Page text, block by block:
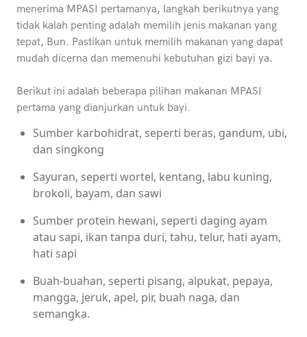
menerima MPASI pertamanya, langkah berikutnya yang
tidak kalah penting adalah memilih jenis makanan yang
tepat, Bun. Pastikan untuk memilih makanan yang dapat
mudah dicerna dan memenuhi kebutuhan gizi bayi ya.
Berikut ini adalah beberapa pilihan makanan MPASI
pertama yang dianjurkan untuk bayi.
Sumber karbohidrat, seperti beras, gandum, ubi,
dan singkong
Sayuran, seperti wortel, kentang, labu kuning,
brokoli, bayam, dan sawi
Sumber protein hewani, seperti daging ayam
atau sapi, ikan tanpa duri, tahu, telur, hati ayam,
hati sapi
Buah-buahan, seperti pisang, alpukat, pepaya,
mangga, jeruk, apel, pir, buah naga, dan
semangka.